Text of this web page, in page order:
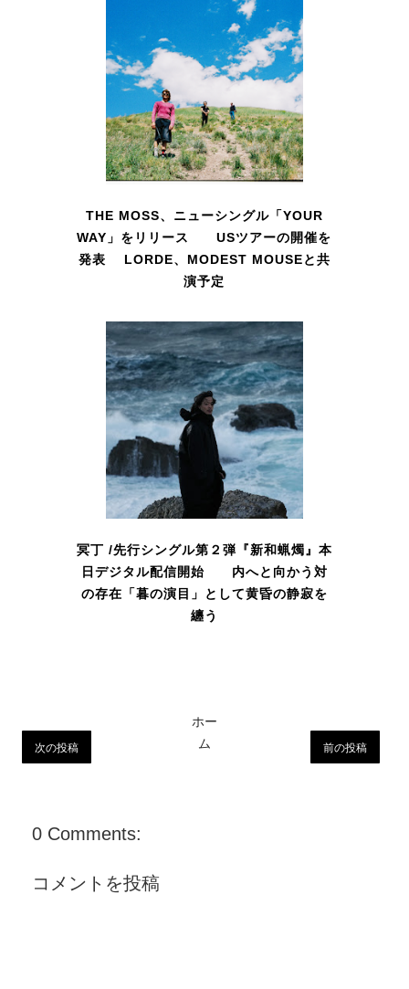
THE MOSS、ニューシングル「YOUR
WAY」をリリース USツアーの開催を
発表 LORDE、MODEST MOUSEと共
演予定
冥丁 /先行シングル第２弾『新和蝋燭』本
日デジタル配信開始 内へと向かう対
の存在「暮の演目」として黄昏の静寂を
纏う
次の投稿 前の投稿
ホー
ム
0 Comments:
コメントを投稿